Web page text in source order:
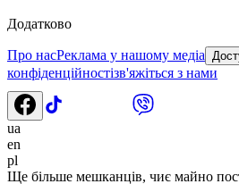
Додатково
Про насРеклама у нашому медіа
конфіденційностізв'яжіться з нами
ua
en
pl
Ще більше мешканців, чиє майно